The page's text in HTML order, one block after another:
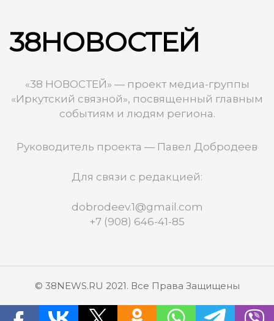
38НОВОСТЕЙ
«38 НОВОСТЕЙ» — проект медиа-группы
«Иркутский связной», посвященный главным
событиям и людям региона.
Руководитель проекта — Павел Добродеев
Для связи с редакцией:
dobrodeev.1@gmail.com
+7 (908) 646-41-85
© 38NEWS.RU 2021. Все Права Защищены